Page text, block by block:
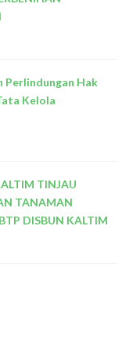
Perlindungan Hak
Kelola
TINJAU
TANAMAN
DISBUN KALTIM